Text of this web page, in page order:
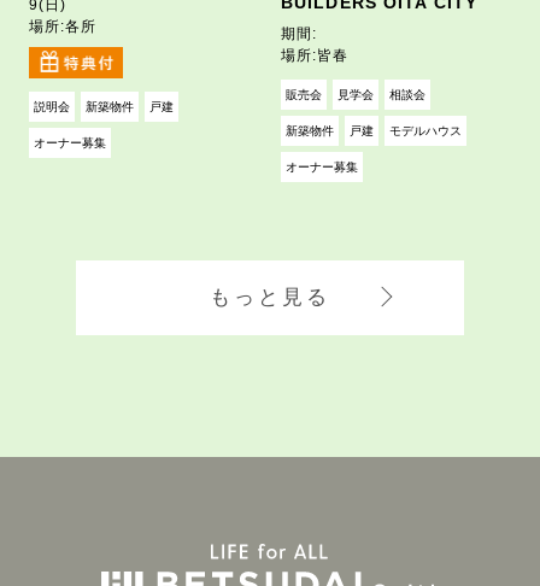
9(日)
場所:各所
説明会 新築物件 戸建
オーナー募集
期間:
場所:皆春
販売会 見学会 相談会
新築物件 戸建 モデルハウス
オーナー募集
もっと見る